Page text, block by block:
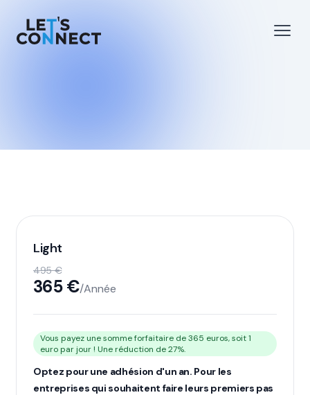
Let's Connect
le menu
Light
495 €
365 €/Année
Vous payez une somme forfaitaire de 365 euros, soit 1
euro par jour ! Une réduction de 27%.
Optez pour une adhésion d'un an. Pour les
entreprises qui souhaitent faire leurs premiers pas